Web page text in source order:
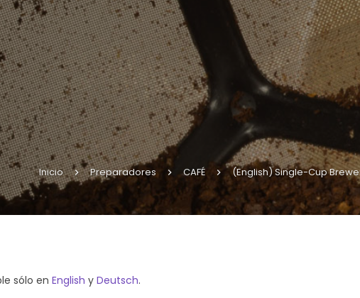
Inicio Preparadores CAFÉ (English) Single-Cup
sólo en English y Deutsch.